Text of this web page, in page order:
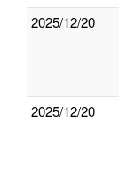
2025/12/20
2025/12/20